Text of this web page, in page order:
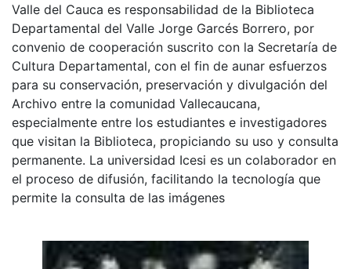
Valle del Cauca es responsabilidad de la Biblioteca
Departamental del Valle Jorge Garcés Borrero, por
convenio de cooperación suscrito con la Secretaría de
Cultura Departamental, con el fin de aunar esfuerzos
para su conservación, preservación y divulgación del
Archivo entre la comunidad Vallecaucana,
especialmente entre los estudiantes e investigadores
que visitan la Biblioteca, propiciando su uso y consulta
permanente. La universidad Icesi es un colaborador en
el proceso de difusión, facilitando la tecnología que
permite la consulta de las imágenes